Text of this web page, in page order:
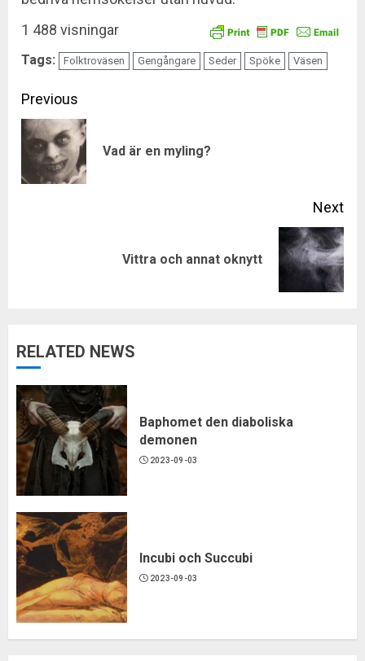
1 488 visningar
Tags: Folktroväsen Gengångare Seder Spöke Väsen
Continue
Reading
Previous
Vad är en myling?
Next
Vittra och annat oknytt
RELATED NEWS
Baphomet den diaboliska
demonen
2023-09-03
Incubi och Succubi
2023-09-03